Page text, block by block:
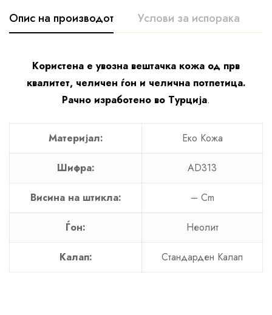
Опис на производот Услови за испорака
Користена е увозна вештачка кожа од прв
квалитет, челичен ѓон и челична потпетица.
Рачно изработено во Турција.
Материјал: Еко Кожа
Шифра: AD313
Висина на штикла: – Cm
Ѓон: Неолит
Калап: Стандарден Калап